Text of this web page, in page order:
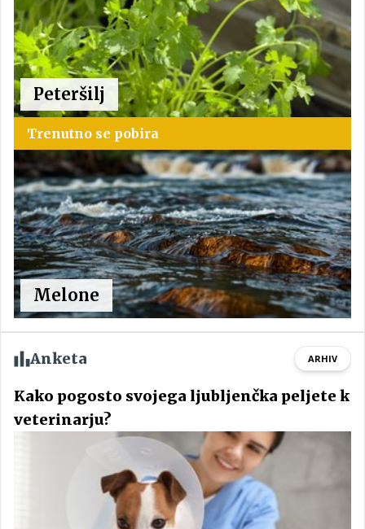
Peteršilj
Trenutno se pobira
Melone
Anketa ARHIV
Kako pogosto svojega ljubljenčka peljete k
veterinarju?